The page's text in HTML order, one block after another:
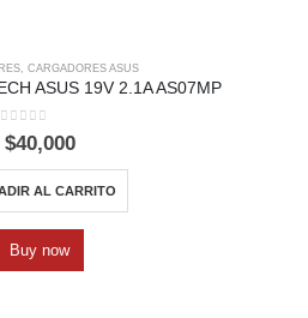
, CARGADORES ASUS
ASUS 19V 2.1A AS07MP
0out of 5
$40,000
AL CARRITO
Buy now